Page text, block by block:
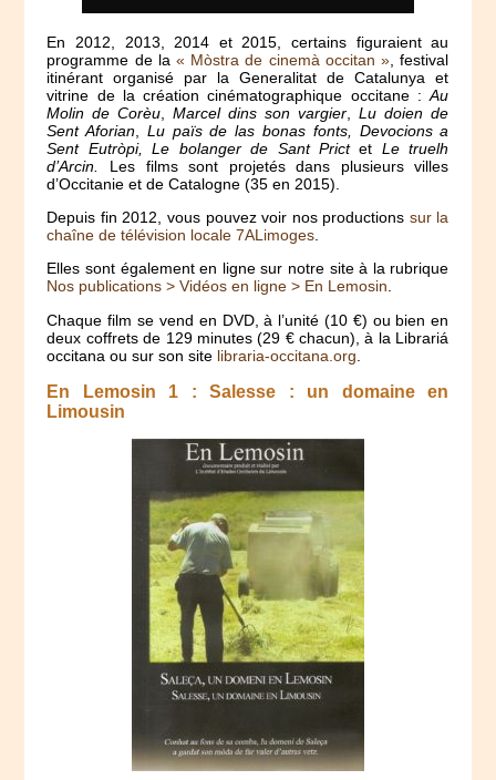
En 2012, 2013, 2014 et 2015, certains figuraient au
programme de la« Mòstra de cinemà occitan » , festival
itinérant organisé par la Generalitat de Catalunya et
vitrine de la création cinématographique occitane :Au
Molin de Corèu ,Marcel dins son vargier ,Lu doien de
Sent Aforian
Lu païs de las bonas fonts, Devocions a
Sent Eutròpi,Le bolanger de Sant Prict et Le truelh
d’Arcin
Les films sont projetés dans plusieurs villes
d’Occitanie et de Catalogne (35 en 2015).
Depuis fin 2012, vous pouvez voir nos productions sur la
chaîne de télévision locale 7ALimoges
Elles sont également en ligne sur notre site à la rubrique
Nos publications > Vidéos en ligne > En Lemosin.
Chaque film se vend en DVD, à l’unité (10 €) ou bien en
deux coffrets de 129 minutes (29 € chacun), à la Librariá
occitana ou sur son site libraria-occitana.org
En Lemosin 1 : Salesse : un domaine en
Limousin